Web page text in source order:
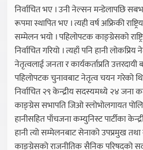
निर्वाचित भए । उनी नेल्सन मन्डेलापछि
रूपमा स्थापित भए । त्यही वर्ष अफ्रिकी
सम्मेलन भयो । पहिलोपटक काङ्ग्रेसको
निर्वाचित गरियो । त्यहाँ पनि हानी
नेतृत्वलाई जनता र कार्यकर्ताप्रति
पहिलोपटक चुनावबाट नेतृत्व चयन गरेको
निर्वाचित २९ केन्द्रीय सदस्यमध्ये २४ जना
काङ्ग्रेस सभापति जिओ स्लोभोलगायत
हानीसहित पाँचजना कम्युनिस्ट पार्टीका
हानी त्यो सम्मेलनबाट सेनाको उपप्रमुख
काङ्ग्रेसको राजनीतिक सैनिक परिषद्को